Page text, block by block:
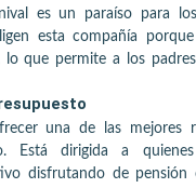
es un paraíso para
esta compañía
lo que permite a los
una de las mejores
Está dirigida a
disfrutando de pensión